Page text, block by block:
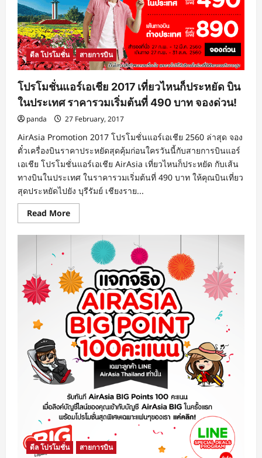
ร่วม
กับ
บัตร
เครดิต
เค
ทีซี
บิน
นก
แอร์
สุด
คุ้ม
ส่วนลด
บาท
ด่วน!
ดีล โปรโมชั่น สายการบิน
โปรโมชั่นแอร์เอเชีย 2017 เที่ยวไหนก็ประหยัด บิน
ในประเทศ ราคารวมเริ่มต้นที่ 490 บาท จองด่วน!
panda 27 February, 2017
AirAsia Promotion 2017 โปรโมชั่นแอร์เอเชีย 2560 ล่าสุด จอง
ตั๋วเครื่องบินราคาประหยัดสุดคุ้มก่อนใครวันนี้กับสายการบินแอร์
เอเชีย โปรโมชั่นแอร์เอเชีย AirAsia เที่ยวไหนก็ประหยัด กับเส้น
ทางบินในประเทศ ในราคารวมเริ่มต้นที่ 490 บาท ให้คุณบินเที่ยว
สุดประหยัดไปยัง บุรีรัมย์ เชียงราย...
Read MoreRead
more
โปร
เอเชีย
2017
เที่ยว
ไหน
ประหยัด
บิน
ใน
ประเทศ
ราคา
รวม
เริ่ม
ต้น
ที่
490
บาท
จอง
ด่วน!
ดีล โปรโมชั่น สายการบิน